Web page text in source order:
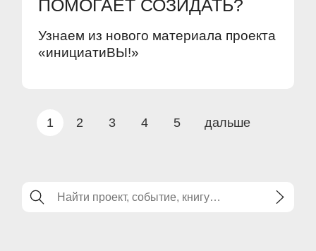
ПОМОГАЕТ СОЗИДАТЬ?
Узнаем из нового материала проекта
«инициатиВЫ!»
1 2 3 4 5 дальше